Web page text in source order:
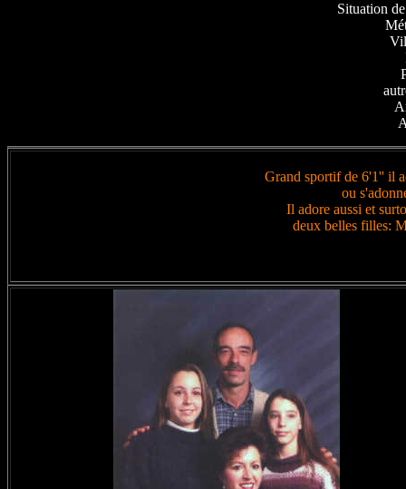
Situation
Grand sportif de 6'1'' il
ou
Il adore aussi et
deux belles filles: